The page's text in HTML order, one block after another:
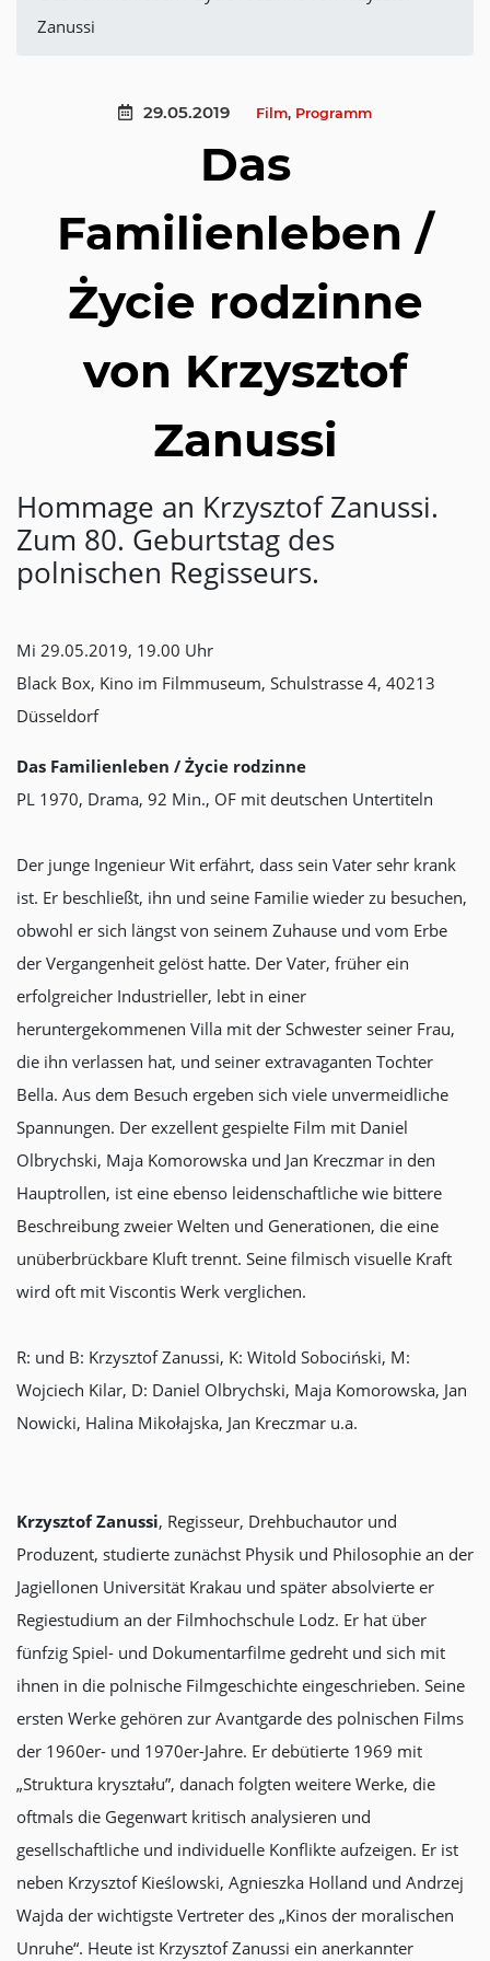
Zanussi
29.05.2019 Film, Programm
Das
Familienleben /
Życie rodzinne
von Krzysztof
Zanussi
Hommage an Krzysztof Zanussi.
Zum 80. Geburtstag des
polnischen Regisseurs.
Mi 29.05.2019, 19.00 Uhr
Black Box, Kino im Filmmuseum, Schulstrasse 4, 40213
Düsseldorf
Das Familienleben / Życie rodzinne
PL 1970, Drama, 92 Min., OF mit deutschen Untertiteln
Der junge Ingenieur Wit erfährt, dass sein Vater sehr krank
ist. Er beschließt, ihn und seine Familie wieder zu besuchen,
obwohl er sich längst von seinem Zuhause und vom Erbe
der Vergangenheit gelöst hatte. Der Vater, früher ein
erfolgreicher Industrieller, lebt in einer
heruntergekommenen Villa mit der Schwester seiner Frau,
die ihn verlassen hat, und seiner extravaganten Tochter
Bella. Aus dem Besuch ergeben sich viele unvermeidliche
Spannungen. Der exzellent gespielte Film mit Daniel
Olbrychski, Maja Komorowska und Jan Kreczmar in den
Hauptrollen, ist eine ebenso leidenschaftliche wie bittere
Beschreibung zweier Welten und Generationen, die eine
unüberbrückbare Kluft trennt. Seine filmisch visuelle Kraft
wird oft mit Viscontis Werk verglichen.
R: und B: Krzysztof Zanussi, K: Witold Sobociński, M:
Wojciech Kilar, D: Daniel Olbrychski, Maja Komorowska, Jan
Nowicki, Halina Mikołajska, Jan Kreczmar u.a.
Krzysztof Zanussi, Regisseur, Drehbuchautor und
Produzent, studierte zunächst Physik und Philosophie an der
Jagiellonen Universität Krakau und später absolvierte er
Regiestudium an der Filmhochschule Lodz. Er hat über
fünfzig Spiel- und Dokumentarfilme gedreht und sich mit
ihnen in die polnische Filmgeschichte eingeschrieben. Seine
ersten Werke gehören zur Avantgarde des polnischen Films
der 1960er- und 1970er-Jahre. Er debütierte 1969 mit
„Struktura kryształu”, danach folgten weitere Werke, die
oftmals die Gegenwart kritisch analysieren und
gesellschaftliche und individuelle Konflikte aufzeigen. Er ist
neben Krzysztof Kieślowski, Agnieszka Holland und Andrzej
Wajda der wichtigste Vertreter des „Kinos der moralischen
Unruhe“. Heute ist Krzysztof Zanussi ein anerkannter